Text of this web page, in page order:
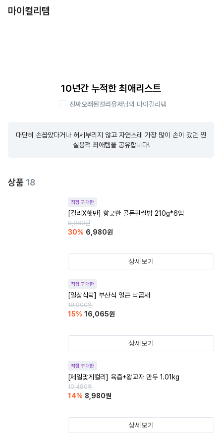
마이컬리템
10년간 누적한 최애리스트
진짜오래된컬리유저님의 마이컬리템
대단히 손꼽았다거나 허세부리지 않고 자연스레 가장 많이 손이 갔던 찐
실용적 최애템을 공유합니다!
상품 18
직접 구매한
[컬리X햇반] 향긋한 골든퀸쌀밥 210g*6입
9,980원
30% 6,980원
상세보기
직접 구매한
[일상식탁] 부산식 얼큰 낙곱새
18,900원
15% 16,065원
상세보기
직접 구매한
[제일맞게컬리] 육즙+왕교자 만두 1.01kg
10,480원
14% 8,980원
상세보기